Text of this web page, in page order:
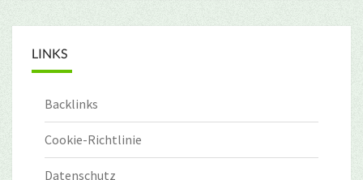
LINKS
Backlinks
Cookie-Richtlinie
Datenschutz